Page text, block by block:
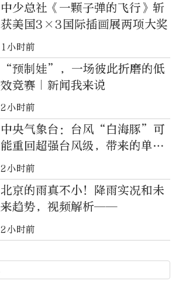
中少总社《一颗子弹的飞行》斩
获美国3×3国际插画展两项大奖
1小时前
“预制娃”，一场彼此折磨的低
效竞赛｜新闻我来说
2小时前
中央气象台：台风“白海豚”可
能重回超强台风级，带来的单点
降雨具有极端性
2小时前
北京的雨真不小！降雨实况和未
来趋势，视频解析——
2小时前